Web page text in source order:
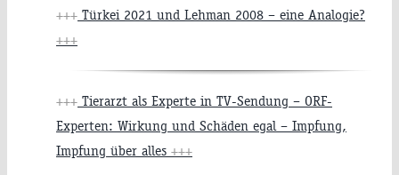
+++ Türkei 2021 und Lehman 2008 – eine Analogie?
+++
+++ Tierarzt als Experte in TV-Sendung – ORF-
Experten: Wirkung und Schäden egal – Impfung,
Impfung über alles +++